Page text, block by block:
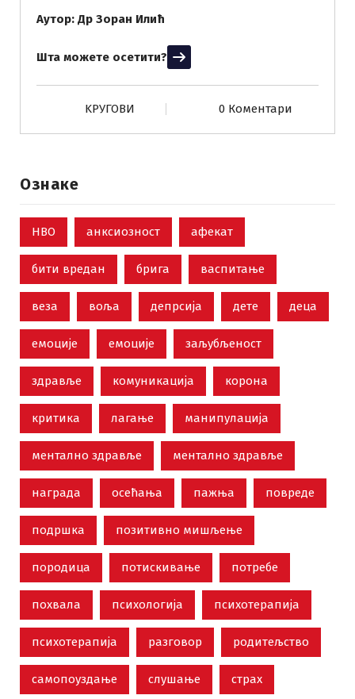
Аутор: Др Зоран Илић
Шта можете осетити? Прочитај више
KРУГОВИ 0 Коментари
Ознаке
НВО анксиозност афекат
бити вредан брига васпитање
веза воља депрсија дете деца
емоције емоције заљубљеност
здравље комуникација корона
критика лагање манипулација
ментално здравље ментално здравље
награда осећања пажња повреде
подршка позитивно мишљење
породица потискивање потребе
похвала психологија психотерапија
психотерапија разговор родитељство
самопоуздање слушање страх